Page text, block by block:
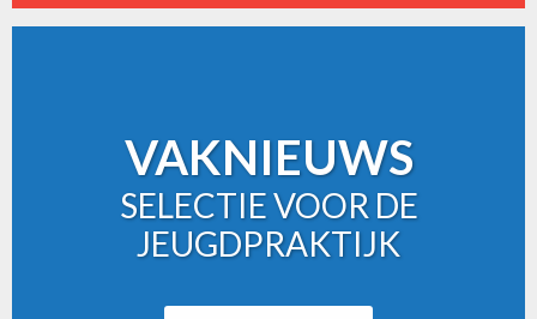
VAKNIEUWS
SELECTIE VOOR DE
JEUGDPRAKTIJK